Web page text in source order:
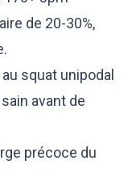
de 20-30%,
squat unipodal
avant de
précoce du